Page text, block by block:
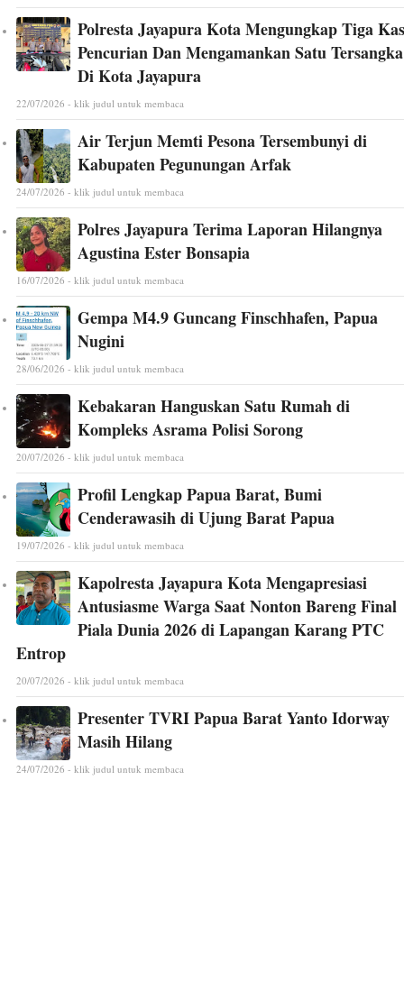
Polresta Jayapura Kota Mengungkap Tiga
Pencurian Dan Mengamankan Satu Tersangka
Di Kota Jayapura
22/07/2026 - klik judul untuk membaca
Air Terjun Memti Pesona Tersembunyi di
Kabupaten Pegunungan Arfak
24/07/2026 - klik judul untuk membaca
Polres Jayapura Terima Laporan Hilangnya
Agustina Ester Bonsapia
16/07/2026 - klik judul untuk membaca
Gempa M4.9 Guncang Finschhafen, Papua
Nugini
28/06/2026 - klik judul untuk membaca
Kebakaran Hanguskan Satu Rumah di
Kompleks Asrama Polisi Sorong
20/07/2026 - klik judul untuk membaca
Profil Lengkap Papua Barat, Bumi
Cenderawasih di Ujung Barat Papua
19/07/2026 - klik judul untuk membaca
Kapolresta Jayapura Kota Mengapresiasi
Antusiasme Warga Saat Nonton Bareng Final
Piala Dunia 2026 di Lapangan Karang PTC
Entrop
20/07/2026 - klik judul untuk membaca
Presenter TVRI Papua Barat Yanto Idorway
Masih Hilang
24/07/2026 - klik judul untuk membaca